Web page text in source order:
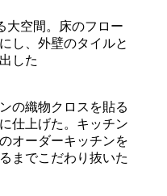
大空間。床のフロー
し、外壁のタイルと
した
の織物クロスを貼る
仕上げた。キッチン
オーダーキッチンを
までこだわり抜いた